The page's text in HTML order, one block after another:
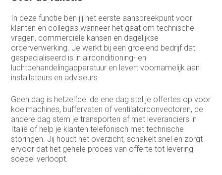
In deze functie ben jij het eerste aanspreekpunt voor
klanten en collega’s wanneer het gaat om technische
vragen, commerciële kansen en dagelijkse
orderverwerking. Je werkt bij een groeiend bedrijf dat
gespecialiseerd is in airconditioning- en
luchtbehandelingapparatuur en levert voornamelijk aan
installateurs en adviseurs.
Geen dag is hetzelfde: de ene dag stel je offertes op voor
koelmachines, buffervaten of ventilatorconvectoren, de
andere dag stem je transporten af met leveranciers in
Italië of help je klanten telefonisch met technische
storingen. Jij houdt het overzicht, schakelt snel en zorgt
ervoor dat het gehele proces van offerte tot levering
soepel verloopt.
Medewerker finance
Medewerker verkoop binnendienst
Operationeel medewerker inkoop
product engineer
productieplanner
Productspecialist
Projectmanager